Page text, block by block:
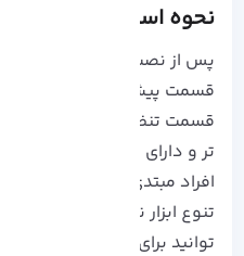
نحوه استفاده و
پس از نصب این دو افزونه
قسمت پیشخوان این دو
تر و دارای جزئیات کمتری
افراد مبتدی که تازه شروع
تنوع ابزار نیز در افزونه
توانید برای آنالیز حرفه ای